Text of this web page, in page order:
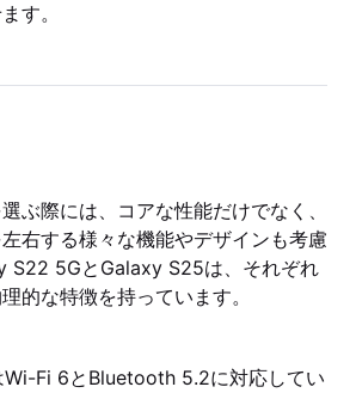
す。
ぶ際には、コアな性能だけでなく、
右する様々な機能やデザインも考慮
S22 5GとGalaxy S25は、それぞれ
的な特徴を持っています。
Fi 6とBluetooth 5.2に対応してい